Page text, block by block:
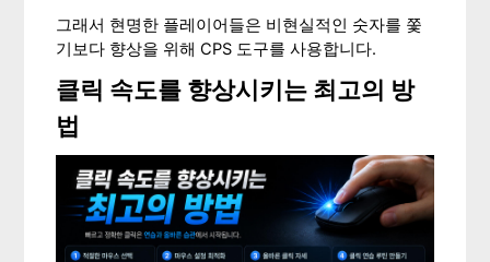
그래서 현명한 플레이어들은 비현실적인 숫자를 쫓
기보다 향상을 위해 CPS 도구를 사용합니다.
클릭 속도를 향상시키는 최고의 방
법